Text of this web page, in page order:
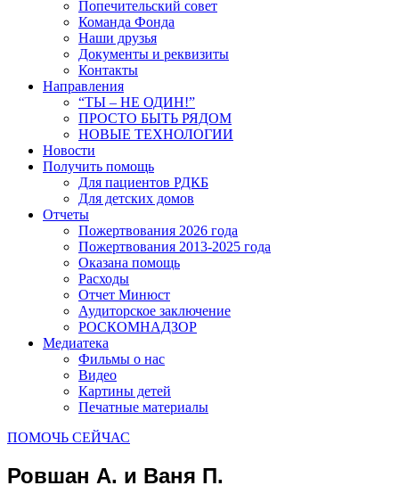
Попечительский совет
Команда Фонда
Наши друзья
Документы и реквизиты
Контакты
Направления
“ТЫ – НЕ ОДИН!”
ПРОСТО БЫТЬ РЯДОМ
НОВЫЕ ТЕХНОЛОГИИ
Новости
Получить помощь
Для пациентов РДКБ
Для детских домов
Отчеты
Пожертвования 2026 года
Пожертвования 2013-2025 года
Оказана помощь
Расходы
Отчет Минюст
Аудиторское заключение
РОСКОМНАДЗОР
Медиатека
Фильмы о нас
Видео
Картины детей
Печатные материалы
ПОМОЧЬ СЕЙЧАС
Ровшан А. и Ваня П.